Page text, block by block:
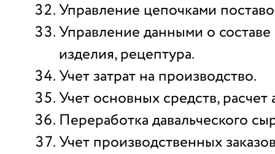
Управление цепочками
Управление данными о составе
изделия, рецептура.
Учет затрат на производство.
Учет основных средств, расчет
Переработка давальческого
Учет производственных